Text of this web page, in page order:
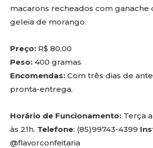
macarons recheados com ganache
geleia de morango.
Preço: R$ 80,00
Peso: 400 gramas
Encomendas: Com três dias de
pronta-entrega.
Horário de Funcionamento: Terça
às 21h. Telefone: (85)99743-4399
@flavorconfeitaria